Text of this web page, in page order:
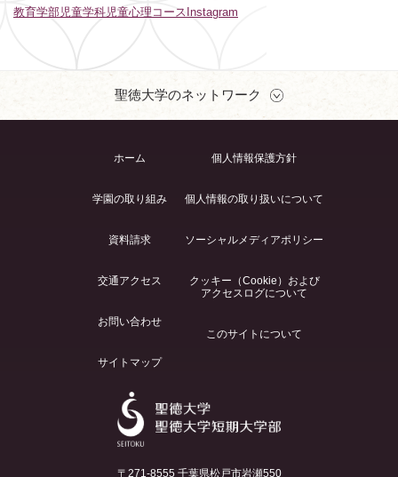
教育学部児童学科児童心理コースInstagram
聖徳大学のネットワーク
ホーム
学園の取り組み
資料請求
交通アクセス
お問い合わせ
サイトマップ
個人情報保護方針
個人情報の取り扱いについて
ソーシャルメディアポリシー
クッキー（Cookie）および
アクセスログについて
このサイトについて
〒271-8555 千葉県松戸市岩瀬550